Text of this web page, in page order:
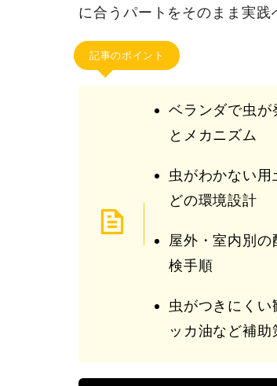
に合うパートをそのまま実践
記事のポイント
ベランダで虫が
とメカニズム
虫がわかない
どの環境設計
屋外・室内別
検手順
虫がつきにく
ッカ油など補